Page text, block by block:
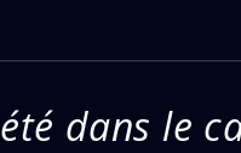
dans le